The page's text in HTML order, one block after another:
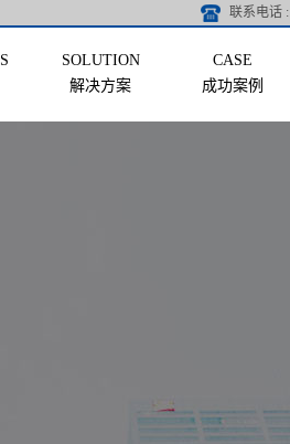
联系电话 :
解决方案 成功案例